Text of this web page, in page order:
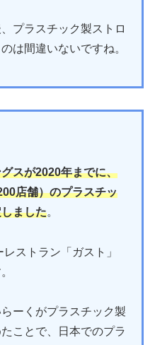
プラスチック製ストロ
は間違いないですね。
スが2020年までに、
店舗）のプラスチッ
ました。
ストラン「ガスト」
ーくがプラスチック製
ことで、日本でのプラ